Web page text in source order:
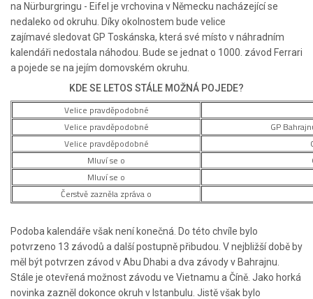
na Nürburgringu - Eifel je vrchovina v Německu nacházející se
nedaleko od okruhu. Díky okolnostem bude velice
zajímavé sledovat GP Toskánska, která své místo v náhradním
kalendáři nedostala náhodou. Bude se jednat o 1000. závod Ferrari
a pojede se na jejím domovském okruhu.
KDE SE LETOS STÁLE MOŽNÁ POJEDE?
Velice pravděpodobné
Velice pravděpodobné
GP
Velice pravděpodobné
Mluví se o
Mluví se o
Čerstvě zazněla zpráva o
Podoba kalendáře však není konečná. Do této chvíle bylo
potvrzeno 13 závodů a další postupně přibudou. V nejbližší době by
měl být potvrzen závod v Abu Dhabi a dva závody v Bahrajnu.
Stále je otevřená možnost závodu ve Vietnamu a Číně. Jako horká
novinka zazněl dokonce okruh v Istanbulu. Jistě však bylo